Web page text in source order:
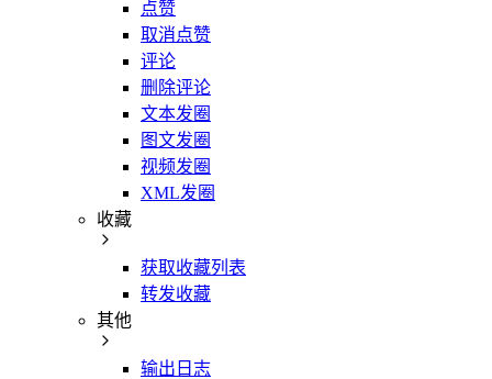
点赞
取消点赞
评论
删除评论
文本发圈
图文发圈
视频发圈
XML发圈
收藏
获取收藏列表
转发收藏
其他
输出日志